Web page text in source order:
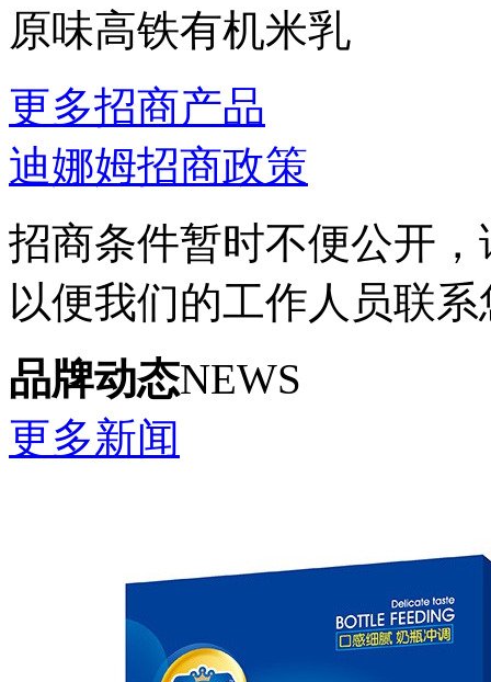
原味高铁有机米乳
更多招商产品
迪娜姆招商政策
招商条件暂时不便公开
以便我们的工作人员联
品牌动态NEWS
更多新闻